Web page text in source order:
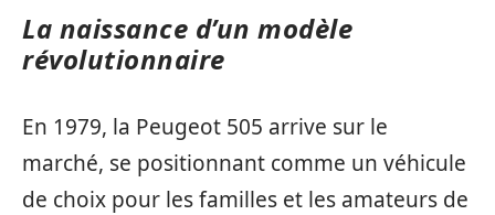
La naissance d’un modèle
révolutionnaire
En 1979, la Peugeot 505 arrive sur le
marché, se positionnant comme un véhicule
de choix pour les familles et les amateurs de